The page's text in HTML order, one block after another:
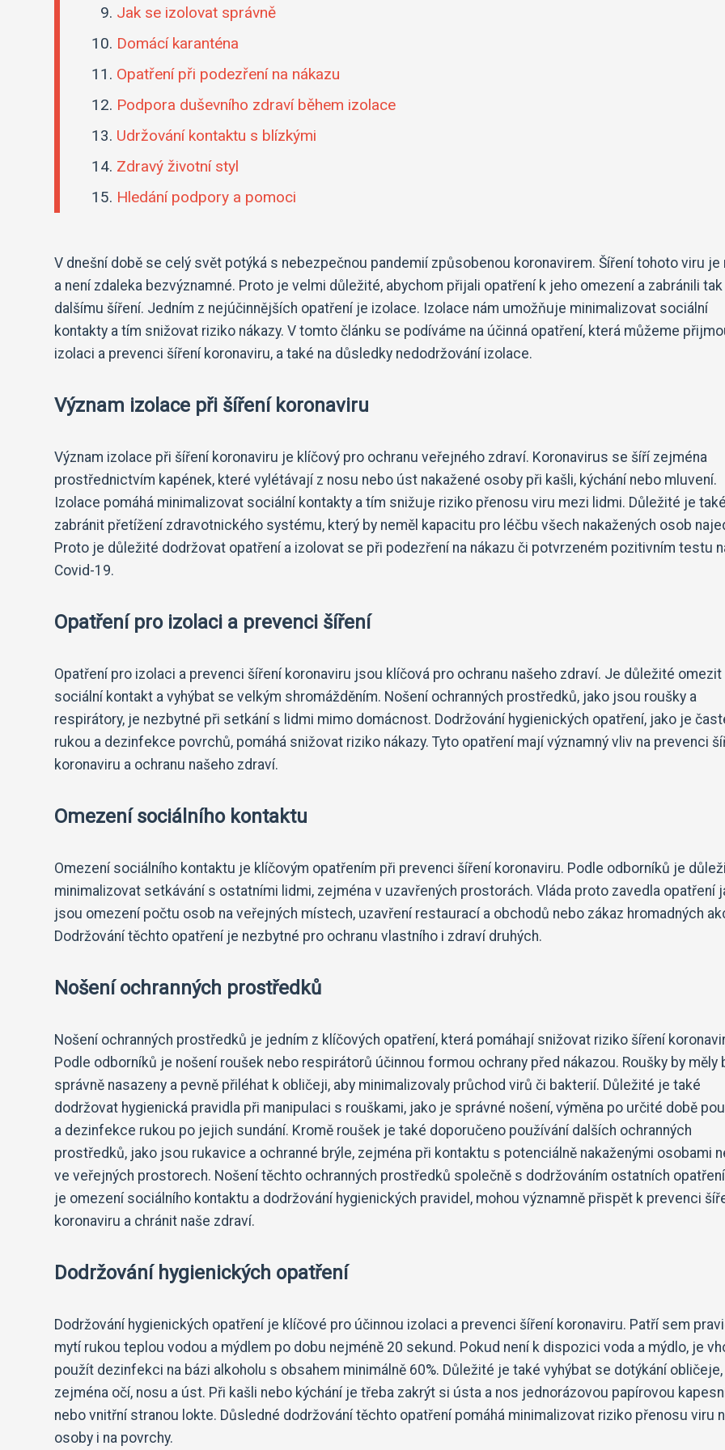
Jak se izolovat správně
Domácí karanténa
Opatření při podezření na nákazu
Podpora duševního zdraví během izolace
Udržování kontaktu s blízkými
Zdravý životní styl
Hledání podpory a pomoci
V dnešní době se celý svět potýká s nebezpečnou pandemií způsobenou koronavirem. Šíření tohoto viru je
a není zdaleka bezvýznamné. Proto je velmi důležité, abychom přijali opatření k jeho omezení a zabránili tak
dalšímu šíření. Jedním z nejúčinnějších opatření je izolace. Izolace nám umožňuje minimalizovat sociální
kontakty a tím snižovat riziko nákazy. V tomto článku se podíváme na účinná opatření, která můžeme
izolaci a prevenci šíření koronaviru, a také na důsledky nedodržování izolace.
Význam izolace při šíření koronaviru
Význam izolace při šíření koronaviru je klíčový pro ochranu veřejného zdraví. Koronavirus se šíří zejména
prostřednictvím kapének, které vylétávají z nosu nebo úst nakažené osoby při kašli, kýchání nebo mluvení.
Izolace pomáhá minimalizovat sociální kontakty a tím snižuje riziko přenosu viru mezi lidmi. Důležité je také
zabránit přetížení zdravotnického systému, který by neměl kapacitu pro léčbu všech nakažených osob
Proto je důležité dodržovat opatření a izolovat se při podezření na nákazu či potvrzeném pozitivním testu
Covid-19.
Opatření pro izolaci a prevenci šíření
Opatření pro izolaci a prevenci šíření koronaviru jsou klíčová pro ochranu našeho zdraví. Je důležité omezit
sociální kontakt a vyhýbat se velkým shromážděním. Nošení ochranných prostředků, jako jsou roušky a
respirátory, je nezbytné při setkání s lidmi mimo domácnost. Dodržování hygienických opatření, jako je
rukou a dezinfekce povrchů, pomáhá snižovat riziko nákazy. Tyto opatření mají významný vliv na prevenci
koronaviru a ochranu našeho zdraví.
Omezení sociálního kontaktu
Omezení sociálního kontaktu je klíčovým opatřením při prevenci šíření koronaviru. Podle odborníků je
minimalizovat setkávání s ostatními lidmi, zejména v uzavřených prostorách. Vláda proto zavedla opatření
jsou omezení počtu osob na veřejných místech, uzavření restaurací a obchodů nebo zákaz hromadných
Dodržování těchto opatření je nezbytné pro ochranu vlastního i zdraví druhých.
Nošení ochranných prostředků
Nošení ochranných prostředků je jedním z klíčových opatření, která pomáhají snižovat riziko šíření
Podle odborníků je nošení roušek nebo respirátorů účinnou formou ochrany před nákazou. Roušky by měly
správně nasazeny a pevně přiléhat k obličeji, aby minimalizovaly průchod virů či bakterií. Důležité je také
dodržovat hygienická pravidla při manipulaci s rouškami, jako je správné nošení, výměna po určité době
a dezinfekce rukou po jejich sundání. Kromě roušek je také doporučeno používání dalších ochranných
prostředků, jako jsou rukavice a ochranné brýle, zejména při kontaktu s potenciálně nakaženými osobami
ve veřejných prostorech. Nošení těchto ochranných prostředků společně s dodržováním ostatních
je omezení sociálního kontaktu a dodržování hygienických pravidel, mohou významně přispět k prevenci
koronaviru a chránit naše zdraví.
Dodržování hygienických opatření
Dodržování hygienických opatření je klíčové pro účinnou izolaci a prevenci šíření koronaviru. Patří sem
mytí rukou teplou vodou a mýdlem po dobu nejméně 20 sekund. Pokud není k dispozici voda a mýdlo, je
použít dezinfekci na bázi alkoholu s obsahem minimálně 60%. Důležité je také vyhýbat se dotýkání obličeje,
zejména očí, nosu a úst. Při kašli nebo kýchání je třeba zakrýt si ústa a nos jednorázovou papírovou
nebo vnitřní stranou lokte. Důsledné dodržování těchto opatření pomáhá minimalizovat riziko přenosu viru
osoby i na povrchy.